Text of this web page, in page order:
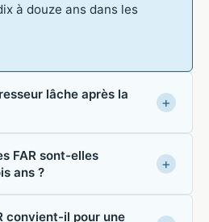
à douze ans dans les
lâche après la
FAR sont-elles
ans ?
convient-il pour une